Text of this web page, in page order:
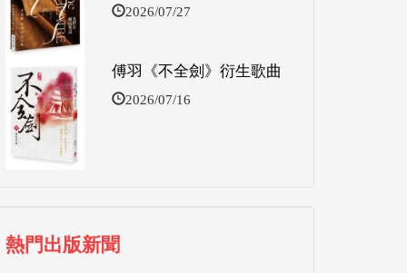
2026/07/27
傅羽《不全劍》衍生歌曲
2026/07/16
熱門出版新聞